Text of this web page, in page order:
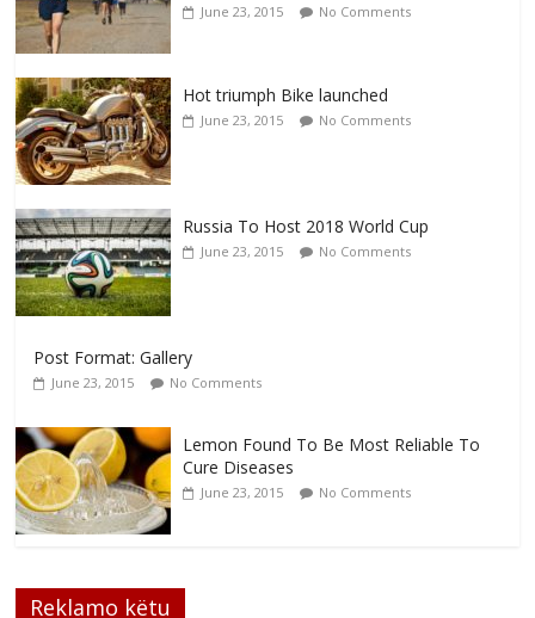
June 23, 2015 No Comments
Hot triumph Bike launched
June 23, 2015 No Comments
Russia To Host 2018 World Cup
June 23, 2015 No Comments
Post Format: Gallery
June 23, 2015 No Comments
Lemon Found To Be Most Reliable To
Cure Diseases
June 23, 2015 No Comments
Reklamo këtu